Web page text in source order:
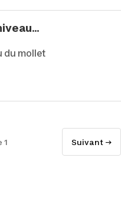
du mollet
1 Suivant →